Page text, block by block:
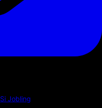
Si Jobling